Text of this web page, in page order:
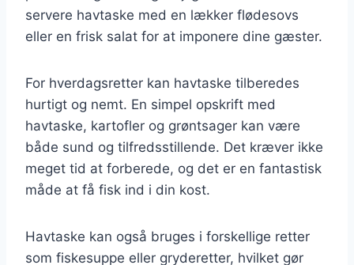
servere havtaske med en lækker flødesovs
eller en frisk salat for at imponere dine gæster.
For hverdagsretter kan havtaske tilberedes
hurtigt og nemt. En simpel opskrift med
havtaske, kartofler og grøntsager kan være
både sund og tilfredsstillende. Det kræver ikke
meget tid at forberede, og det er en fantastisk
måde at få fisk ind i din kost.
Havtaske kan også bruges i forskellige retter
som fiskesuppe eller gryderetter, hvilket gør